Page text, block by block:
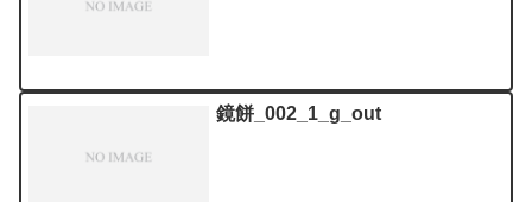
鏡餅_002_1_g_out